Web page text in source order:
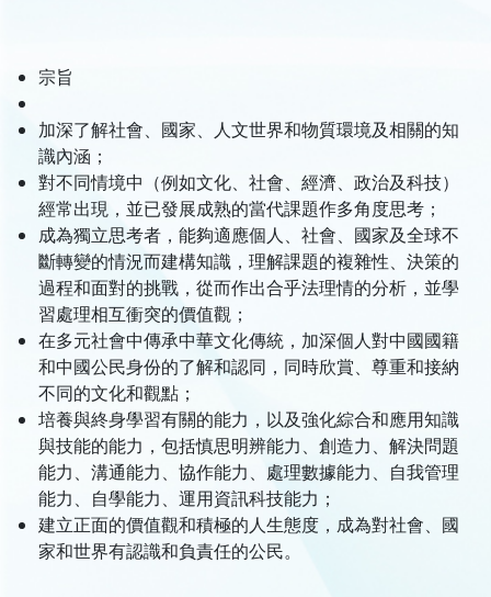
宗旨
加深了解社會、國家、人文世界和物質環境及相關的知
識內涵；
對不同情境中（例如文化、社會、經濟、政治及科技）
經常出現，並已發展成熟的當代課題作多角度思考；
成為獨立思考者，能夠適應個人、社會、國家及全球不
斷轉變的情況而建構知識，理解課題的複雜性、決策的
過程和面對的挑戰，從而作出合乎法理情的分析，並學
習處理相互衝突的價值觀；
在多元社會中傳承中華文化傳統，加深個人對中國國籍
和中國公民身份的了解和認同，同時欣賞、尊重和接納
不同的文化和觀點；
培養與終身學習有關的能力，以及強化綜合和應用知識
與技能的能力，包括慎思明辨能力、創造力、解決問題
能力、溝通能力、協作能力、處理數據能力、自我管理
能力、自學能力、運用資訊科技能力；
建立正面的價值觀和積極的人生態度，成為對社會、國
家和世界有認識和負責任的公民。